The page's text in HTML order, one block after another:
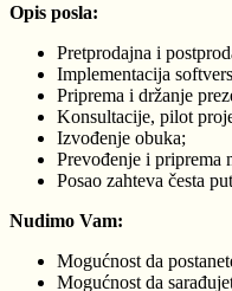
Opis posla:
Pretprodajna i
Implementacija
Priprema i držanje
Konsultacije, pilot
Izvođenje obuka;
Prevođenje i priprema
Posao zahteva česta
Nudimo Vam:
Mogućnost da
Mogućnost da